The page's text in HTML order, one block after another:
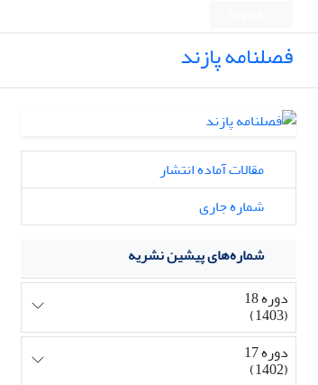
فصلنامه پازند
مقالات آماده انتشار
شماره جاری
شماره‌های پیشین نشریه
دوره 18
(1403)
دوره 17
(1402)